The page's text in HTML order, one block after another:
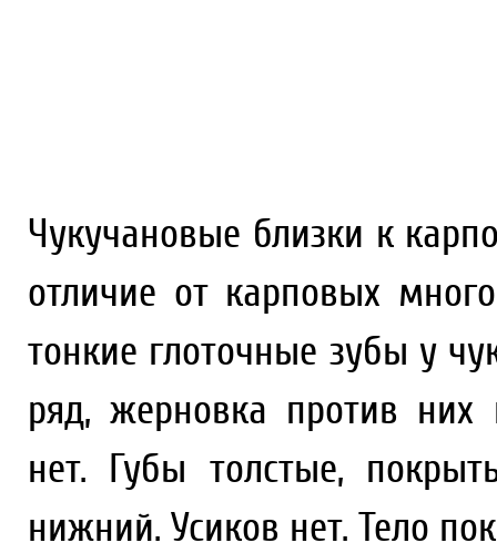
Чукучановые близки к
отличие от карповых
тонкие глоточные зубы у
ряд, жерновка против них
нет. Губы толстые,
нижний. Усиков нет. Тело